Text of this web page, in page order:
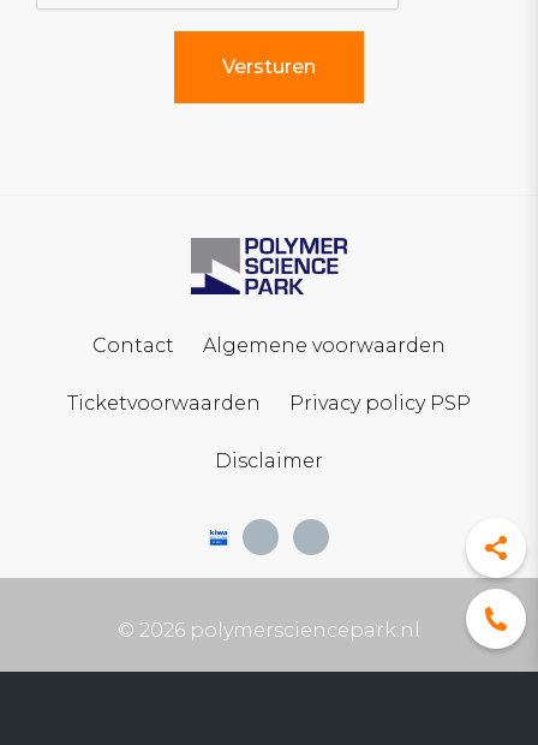
Contact Algemene voorwaarden
Ticketvoorwaarden Privacy policy PSP
Disclaimer
© 2026 polymersciencepark.nl